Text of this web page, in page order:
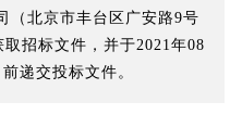
（北京市丰台区广安路9号
招标文件，并于2021年08
递交投标文件。